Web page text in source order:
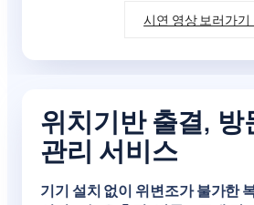
시연 영상 보러가
위치기반 출결, 방
관리 서비스
기기 설치 없이 위변조가 불가한